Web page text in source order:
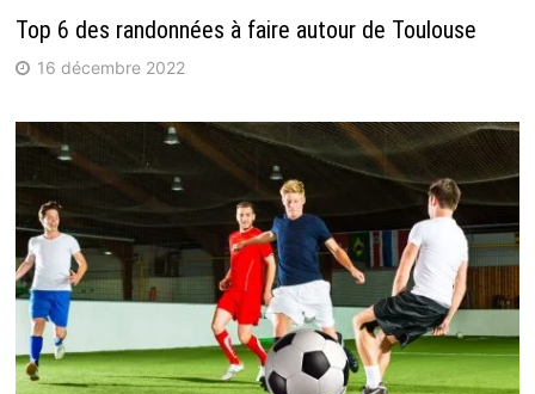
Top 6 des randonnées à faire autour de Toulouse
16 décembre 2022